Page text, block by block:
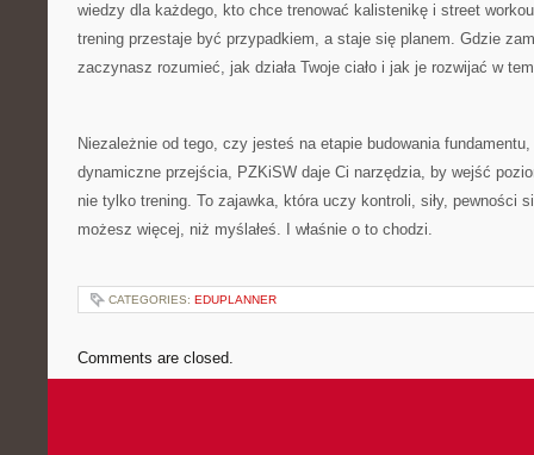
wiedzy dla każdego, kto chce trenować kalistenikę i street
trening przestaje być przypadkiem, a staje się planem. Gdzie
zaczynasz rozumieć, jak działa Twoje ciało i jak je rozwijać w
Niezależnie od tego, czy jesteś na etapie budowania
dynamiczne przejścia, PZKiSW daje Ci narzędzia, by wejść
nie tylko trening. To zajawka, która uczy kontroli, siły, pewności
możesz więcej, niż myślałeś. I właśnie o to chodzi.
CATEGORIES: EDUPLANNER
Comments are closed.